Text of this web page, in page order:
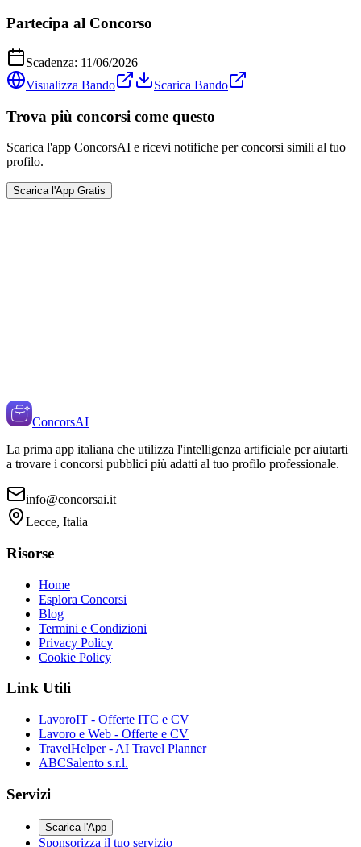
Partecipa al Concorso
Scadenza: 11/06/2026
Visualizza Bando
Scarica Bando
Trova più concorsi come questo
Scarica l'app ConcorsAI e ricevi notifiche per concorsi simili al tuo
profilo.
Scarica l'App Gratis
ConcorsAI
La prima app italiana che utilizza l'intelligenza artificiale per aiutarti
a trovare i concorsi pubblici più adatti al tuo profilo professionale.
info@concorsai.it
Lecce, Italia
Risorse
Home
Esplora Concorsi
Blog
Termini e Condizioni
Privacy Policy
Cookie Policy
Link Utili
LavoroIT - Offerte ITC e CV
Lavoro e Web - Offerte e CV
TravelHelper - AI Travel Planner
ABCSalento s.r.l.
Servizi
Scarica l'App
Sponsorizza il tuo servizio